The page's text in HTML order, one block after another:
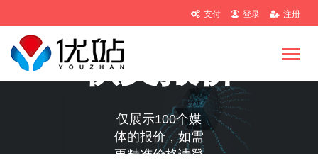
支付 登录 注册
软文报价
仅展示100个媒
体的报价，如需
更精准价格请登